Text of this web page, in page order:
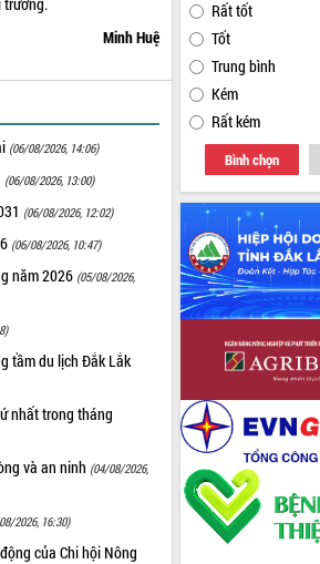
trường.
Minh Huệ
(06/08/2026, 14:06)
(06/08/2026, 13:00)
(06/08/2026, 12:02)
(06/08/2026, 10:47)
năm 2026 (05/08/2026,
tầm du lịch Đắk Lắk
nhất trong tháng
và an ninh (04/08/2026,
2026, 16:30)
của Chi hội Nông
Rất tốt
Tốt
Trung bình
Kém
Rất kém
Bình chọn